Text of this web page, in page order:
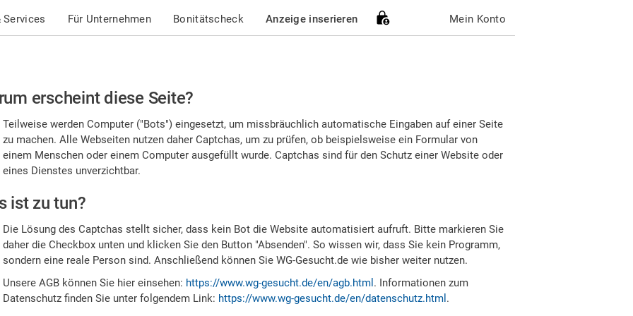
Services Für Unternehmen Bonitätscheck Anzeige inserieren Mein Konto
erscheint diese Seite?
Teilweise werden Computer ("Bots") eingesetzt, um missbräuchlich automatische Eingaben auf einer Seite
zu machen. Alle Webseiten nutzen daher Captchas, um zu prüfen, ob beispielsweise ein Formular von
einem Menschen oder einem Computer ausgefüllt wurde. Captchas sind für den Schutz einer Website oder
eines Dienstes unverzichtbar.
ist zu tun?
Die Lösung des Captchas stellt sicher, dass kein Bot die Website automatisiert aufruft. Bitte markieren Sie
daher die Checkbox unten und klicken Sie den Button "Absenden". So wissen wir, dass Sie kein Programm,
sondern eine reale Person sind. Anschließend können Sie WG-Gesucht.de wie bisher weiter nutzen.
Unsere AGB können Sie hier einsehen: https://www.wg-gesucht.de/en/agb.html . Informationen zum
Datenschutz finden Sie unter folgendem Link: https://www.wg-gesucht.de/en/datenschutz.html .